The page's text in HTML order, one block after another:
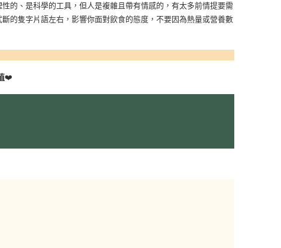
的、是科學的工具，但人是複雜且帶有情感的，有太多前情提要需
的隻字片語左右，影響你面對飲食的態度，不要因為熱量或營養數
❤️